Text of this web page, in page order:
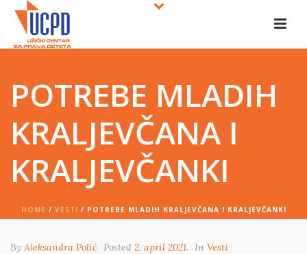
POTREBE MLADIH
KRALJEVČANA I
KRALJEVČANKI
HOME / VESTI / POTREBE MLADIH KRALJEVČANA I KRALJEVČANKI
By Aleksandra Polić Posted 2. april 2021. In Vesti